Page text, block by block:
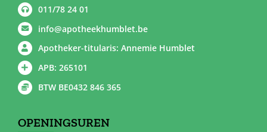
011/78 24 01
info@apotheekhumblet.be
Apotheker-titularis: Annemie Humblet
APB: 265101
BTW BE0432 846 365
OPENINGSUREN